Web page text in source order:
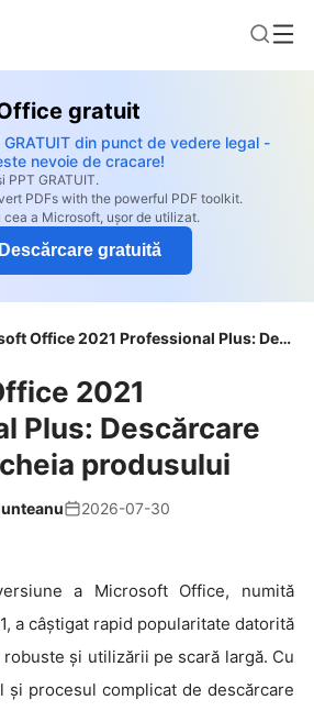
gratuit
din punct de vedere legal -
nevoie de cracare!
PPT GRATUIT.
PDFs with the powerful PDF toolkit.
cea a Microsoft, ușor de utilizat.
Descărcare gratuită
Microsoft Office 2021 Professional Plus: Descărcare gratuită cu cheia produsului
2021
Plus: Descărcare
produsului
2026-07-30
a Microsoft Office, numită
a câștigat rapid popularitate datorită
și utilizării pe scară largă. Cu
și procesul complicat de descărcare